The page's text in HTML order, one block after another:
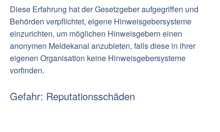
Diese Erfahrung hat der Gesetzgeber aufgegriffen und
Behörden verpflichtet, eigene Hinweisgebersysteme
einzurichten, um möglichen Hinweisgebern einen
anonymen Meldekanal anzubieten, falls diese in ihrer
eigenen Organisation keine Hinweisgebersysteme
vorfinden.
Gefahr: Reputationsschäden